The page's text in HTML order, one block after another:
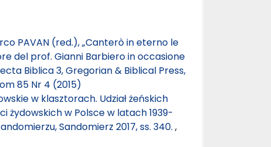
PAVAN (red.), „Canterò in eterno le
del prof. Gianni Barbiero in occasione
Biblica 3, Gregorian & Biblical Press,
85 Nr 4 (2015)
w klasztorach. Udział żeńskich
żydowskich w Polsce w latach 1939-
Sandomierz 2017, ss. 340. ,